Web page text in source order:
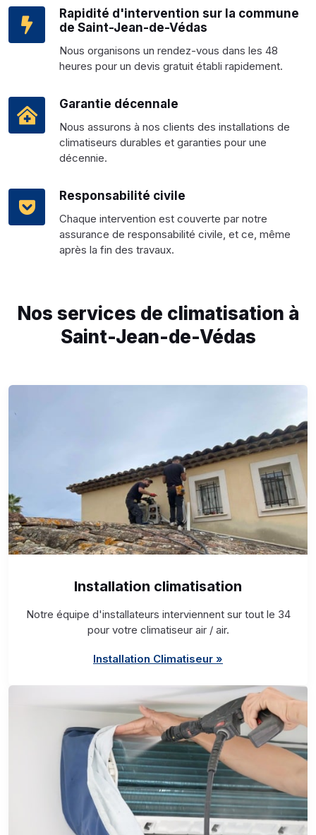
Rapidité d'intervention sur la commune
de Saint-Jean-de-Védas
Nous organisons un rendez-vous dans les 48
heures pour un devis gratuit établi rapidement.
Garantie décennale
Nous assurons à nos clients des installations de
climatiseurs durables et garanties pour une
décennie.
Responsabilité civile
Chaque intervention est couverte par notre
assurance de responsabilité civile, et ce, même
après la fin des travaux.
Nos services de climatisation à
Saint-Jean-de-Védas
Installation climatisation
Notre équipe d'installateurs interviennent sur tout le 34
pour votre climatiseur air / air.
Installation Climatiseur »